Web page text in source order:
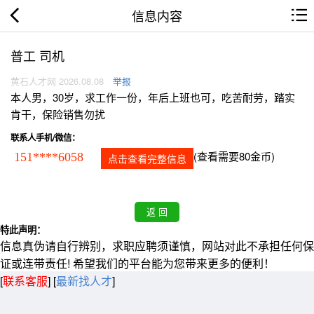
信息内容
普工 司机
黄石人才网 2026.08.08 举报
本人男，30岁，求工作一份，年后上班也可，吃苦耐劳，踏实
肯干，保险销售勿扰
联系人手机/微信：
151****6058 点击查看完整信息 (查看需要80金币)
特此声明：
信息真伪请自行辨别，求职应聘须谨慎，网站对此不承担任何保
证或连带责任! 希望我们的平台能为您带来更多的便利！
[联系客服] [最新找人才]